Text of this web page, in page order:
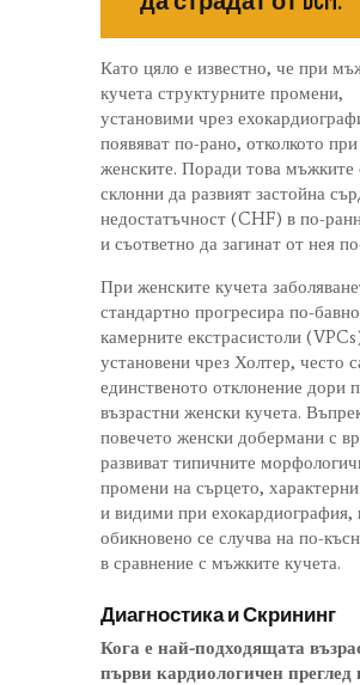
Като цяло е известно, че при
кучета структурните промени,
установими чрез
появяват по-рано, отколкото при
женските. Поради това мъжките
склонни да развият застойна
недостатъчност (CHF) в по-
и съответно да загинат от нея
При женските кучета
стандартно прогресира по-
камерните екстрасистоли
установени чрез Холтер, често
единственото отклонение дори
възрастни женски кучета.
повечето женски добермани с
развиват типичните
промени на сърцето,
и видими при ехокардиография,
обикновено се случва на по-
в сравнение с мъжките кучета.
Диагностика и Скрининг
Кога е най-подходящата
първи кардиологичен преглед